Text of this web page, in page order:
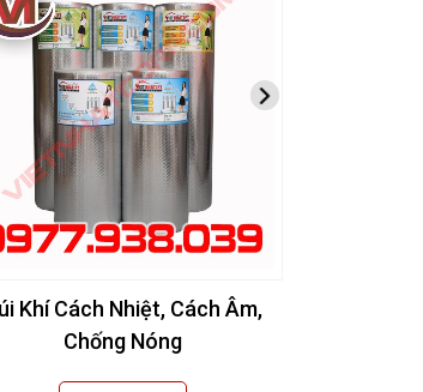
Khí Cách Nhiệt, Cách Âm,
Chống Nóng